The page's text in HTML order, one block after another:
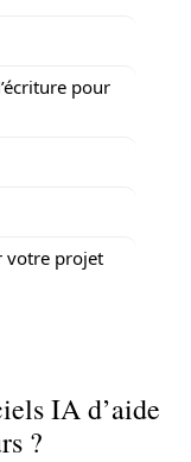
pour
votre projet
IA d’aide
?